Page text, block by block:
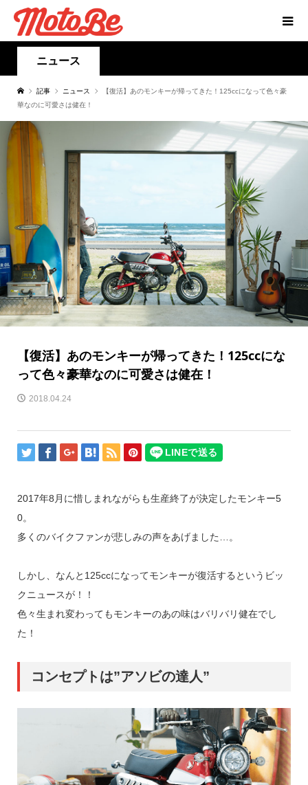
ニュース
記事 ニュース
【復活】あのモンキーが帰ってきた！125ccになって色々豪
華なのに可愛さは健在！
【復活】あのモンキーが帰ってきた！125ccにな
って色々豪華なのに可愛さは健在！
2018.04.24
2017年8月に惜しまれながらも生産終了が決定したモンキー5
0。
多くのバイクファンが悲しみの声をあげました…。
しかし、なんと125ccになってモンキーが復活するというビッ
クニュースが！！
色々生まれ変わってもモンキーのあの味はバリバリ健在でし
た！
コンセプトは”アソビの達人”